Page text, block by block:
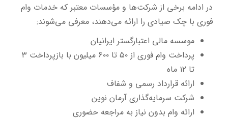
در ادامه برخی از شرکت‌ها و مؤسسات معتبر که خدمات وام
فوری با چک صیادی را ارائه می‌دهند، معرفی می‌شوند:
موسسه مالی اعتبارگستر ایرانیان
پرداخت وام فوری از ۵۰ تا ۶۰۰ میلیون با بازپرداخت ۳
تا ۱۲ ماه
ارائه قرارداد رسمی و شفاف
شرکت سرمایه‌گذاری آرمان نوین
ارائه وام بدون نیاز به مراجعه حضوری